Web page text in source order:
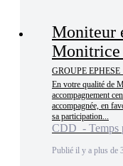
Moniteur
Monitrice
GROUPE
En votre qualité de
accompagnement
accompagnée, en
sa participation...
CDD - Temps
Publié il y a plus de